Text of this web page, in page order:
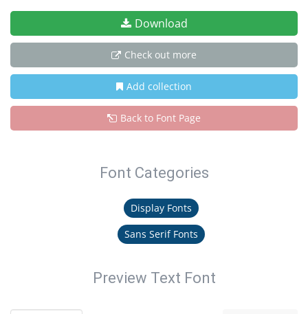
Download
Check out more
Add collection
Back to Font Page
Font Categories
Display Fonts
Sans Serif Fonts
Preview Text Font